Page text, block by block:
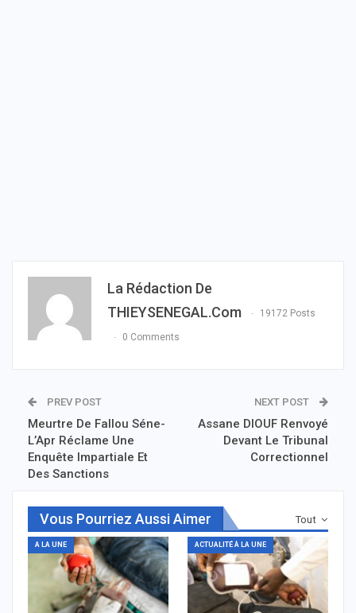
La Rédaction De
THIEYSENEGAL.com
19172 Posts
0 Comments
PREV POST
Meurtre De Fallou Séne-
L’Apr Réclame Une
Enquête Impartiale Et
Des Sanctions
NEXT POST
Assane DIOUF Renvoyé
Devant Le Tribunal
Correctionnel
Tout
Vous Pourriez Aussi Aimer
A LA UNE ACTUALITÉ À LA UNE